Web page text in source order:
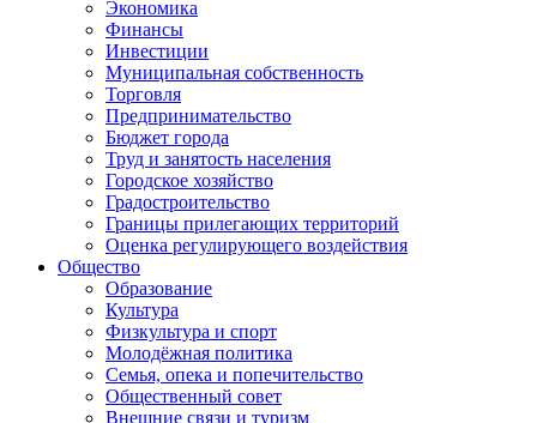
Экономика
Финансы
Инвестиции
Муниципальная собственность
Торговля
Предпринимательство
Бюджет города
Труд и занятость населения
Городское хозяйство
Градостроительство
Границы прилегающих территорий
Оценка регулирующего воздействия
Общество
Образование
Культура
Физкультура и спорт
Молодёжная политика
Семья, опека и попечительство
Общественный совет
Внешние связи и туризм